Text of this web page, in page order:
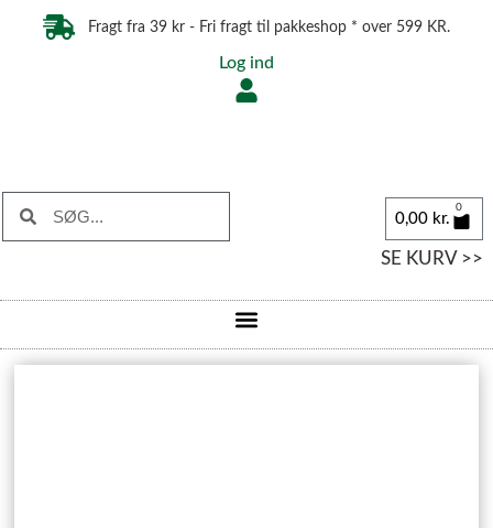
Fragt fra 39 kr - Fri fragt til pakkeshop * over 599 KR.
Log ind
0,00 kr.
0
SE KURV >>